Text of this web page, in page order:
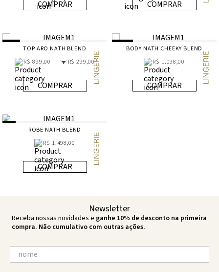
COMPRAR COMPRAR
TOP ARO NATH BLEND
R$ 899,00
R$ 299,00
COMPRAR
BODY NATH CHEEKY BLEND
R$ 1.098,00
COMPRAR
ROBE NATH BLEND
R$ 1.498,00
COMPRAR
Newsletter
Receba nossas novidades e ganhe 10% de desconto na primeira
compra. Não cumulativo com outras ações.